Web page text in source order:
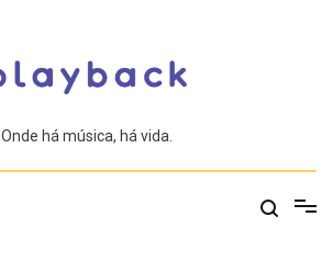
Onde há música, há vida.